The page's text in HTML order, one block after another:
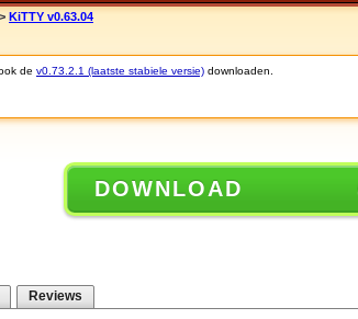
> KiTTY v0.63.04
de v0.73.2.1 (laatste stabiele versie) downloaden.
DOWNLOAD
Reviews